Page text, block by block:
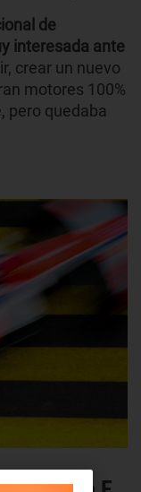
de
interesada ante
crear un nuevo
motores 100%
pero quedaba